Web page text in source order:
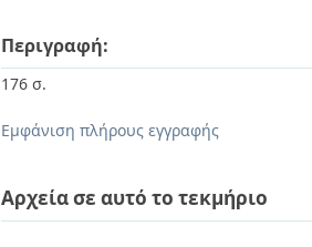
Περιγραφή:
176 σ.
Εμφάνιση πλήρους εγγραφής
Αρχεία σε αυτό το τεκμήριο